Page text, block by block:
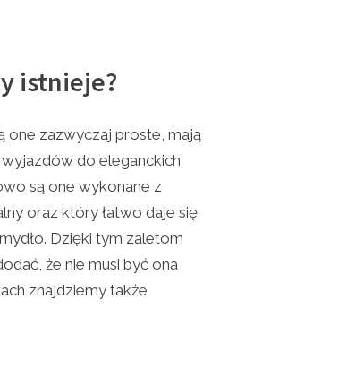
istnieje?
one zazwyczaj proste, mają
do eleganckich
są one wykonane z
oraz który łatwo daje się
Dzięki tym zaletom
że nie musi być ona
znajdziemy także